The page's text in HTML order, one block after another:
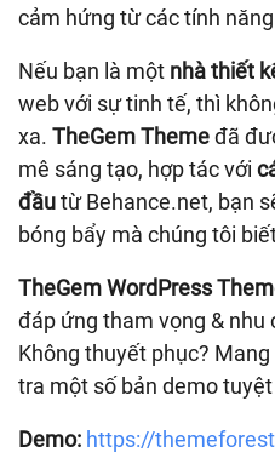
cảm hứng từ các tính
Nếu bạn là một nhà thiết
web với sự tinh tế, thì
xa. TheGem Themeđã
mê sáng tạo, hợp tác với
đầutừ Behance.net, bạn
bóng bẩy mà chúng tôi
TheGem WordPress
đáp ứng tham vọng & nhu
Không thuyết phục?
tra một số bản demo tuyệt
Demo: https://